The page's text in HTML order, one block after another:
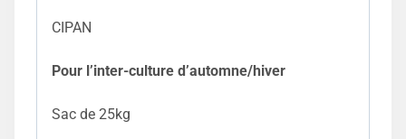
CIPAN
Pour l’inter-culture d’automne/hiver
Sac de 25kg